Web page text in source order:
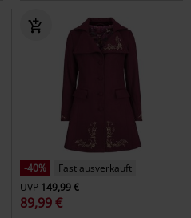
-40%
Fast ausverkauft
UVP149,99 €
89,99 €